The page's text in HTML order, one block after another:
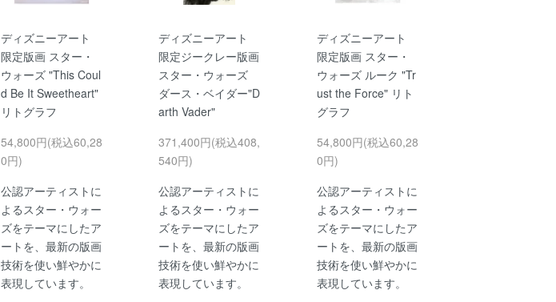
ディズニーアート
限定版画 スター・
ウォーズ "This Coul
d Be It Sweetheart"
リトグラフ
54,800円(税込60,28
0円)
公認アーティストに
よるスター・ウォー
ズをテーマにしたア
ートを、最新の版画
技術を使い鮮やかに
表現しています。
ディズニーアート
限定ジークレー版画
スター・ウォーズ
ダース・ベイダー"D
arth Vader"
371,400円(税込408,
540円)
公認アーティストに
よるスター・ウォー
ズをテーマにしたア
ートを、最新の版画
技術を使い鮮やかに
表現しています。
ディズニーアート
限定版画 スター・
ウォーズ ルーク "Tr
ust the Force" リト
グラフ
54,800円(税込60,28
0円)
公認アーティストに
よるスター・ウォー
ズをテーマにしたア
ートを、最新の版画
技術を使い鮮やかに
表現しています。